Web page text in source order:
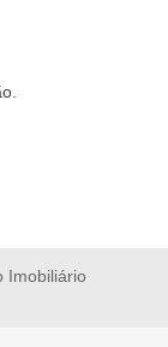
Imobiliário